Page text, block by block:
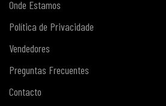
Onde Estamos
Política de Privacidade
Vendedores
Preguntas Frecuentes
Contacto